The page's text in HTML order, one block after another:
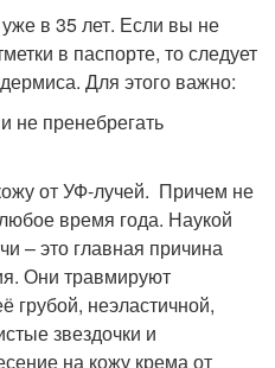
в 35 лет. Если вы не
в паспорте, то следует
Для этого важно:
пренебрегать
от УФ-лучей. Причем не
время года. Наукой
– это главная причина
Они травмируют
грубой, неэластичной,
звездочки и
на кожу крема от